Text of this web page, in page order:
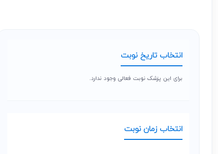
انتخاب تاریخ نوبت
برای این پزشک نوبت فعالی وجود ندارد.
انتخاب زمان نوبت